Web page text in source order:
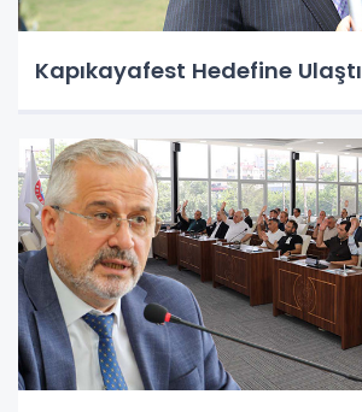
Kapıkayafest Hedefine Ulaştı